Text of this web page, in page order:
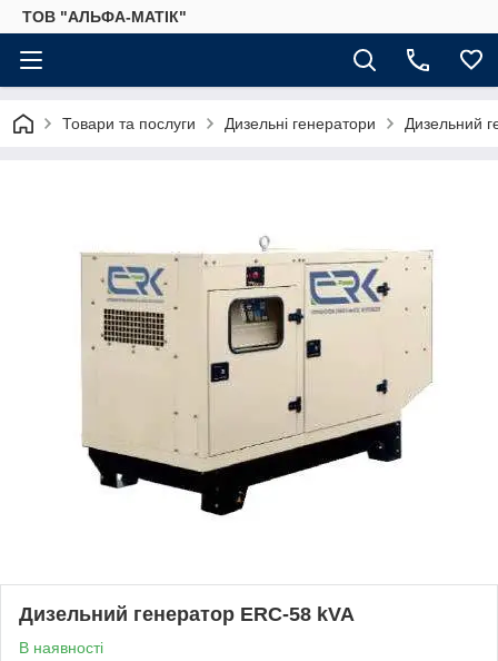
ТОВ "АЛЬФА-МАТІК"
Товари та послуги Дизельні генератори Дизельний
Дизельний генератор ERC-58 kVA
В наявності